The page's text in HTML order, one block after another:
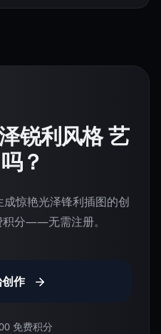
锐利风格 艺
？
惊艳光泽锋利插图的创
分——无需注册。
作
免费积分